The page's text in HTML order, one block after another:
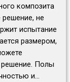
композита
не
испытание
размером,
решение. Полы
и…